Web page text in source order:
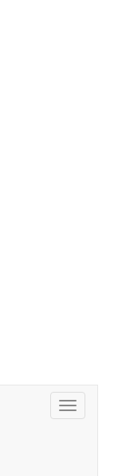
Toggle
navigation